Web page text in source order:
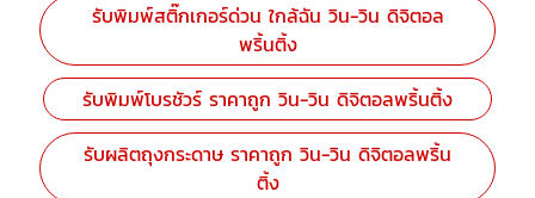
รับพิมพ์สติ๊กเกอร์ด่วน ใกล้ฉัน วิน-วิน ดิจิตอล
พริ้นติ้ง
รับพิมพ์โบรชัวร์ ราคาถูก วิน-วิน ดิจิตอลพริ้นติ้ง
รับผลิตถุงกระดาษ ราคาถูก วิน-วิน ดิจิตอลพริ้น
ติ้ง